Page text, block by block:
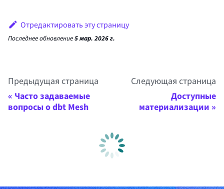
Отредактировать эту страницу
Последнее обновление5 мар. 2026 г.
Предыдущая страница
Часто задаваемые
вопросы о dbt Mesh
Следующая страница
Доступные
материализации